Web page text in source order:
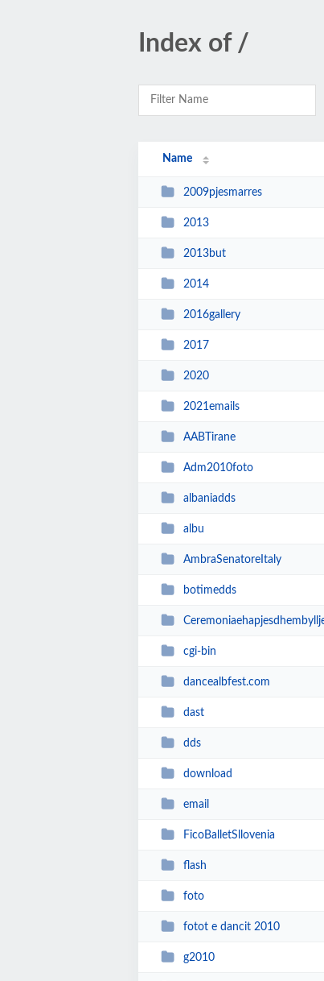
Index of /
Name
2009pjesmarres
2013
2013but
2014
2016gallery
2017
2020
2021emails
AABTirane
Adm2010foto
albaniadds
albu
AmbraSenatoreItaly
botimedds
cgi-bin
dancealbfest.com
dast
dds
download
email
FicoBalletSllovenia
flash
foto
fotot e dancit 2010
g2010